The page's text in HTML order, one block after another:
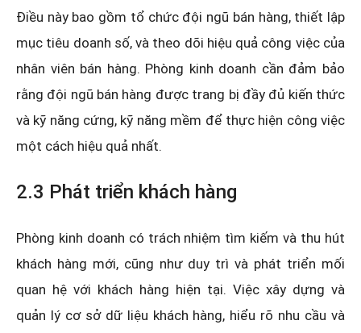
Điều này bao gồm tổ chức đội ngũ bán hàng, thiết lập
mục tiêu doanh số, và theo dõi hiệu quả công việc của
nhân viên bán hàng. Phòng kinh doanh cần đảm bảo
rằng đội ngũ bán hàng được trang bị đầy đủ kiến thức
và kỹ năng cứng, kỹ năng mềm để thực hiện công việc
một cách hiệu quả nhất.
2.3 Phát triển khách hàng
Phòng kinh doanh có trách nhiệm tìm kiếm và thu hút
khách hàng mới, cũng như duy trì và phát triển mối
quan hệ với khách hàng hiện tại. Việc xây dựng và
quản lý cơ sở dữ liệu khách hàng, hiểu rõ nhu cầu và